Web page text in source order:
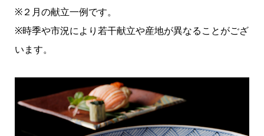
※２月の献立一例です。
※時季や市況により若干献立や産地が異なることがござ
います。